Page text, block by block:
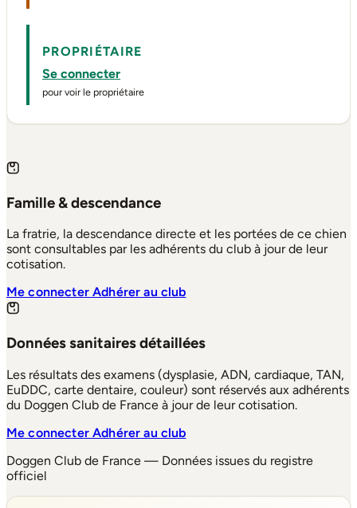
PROPRIÉTAIRE
Se connecter
pour voir le propriétaire
Famille & descendance
La fratrie, la descendance directe et les portées de ce chien
sont consultables par les adhérents du club à jour de leur
cotisation.
Me connecterAdhérer au club
Données sanitaires détaillées
Les résultats des examens (dysplasie, ADN, cardiaque, TAN,
EuDDC, carte dentaire, couleur) sont réservés aux adhérents
du Doggen Club de France à jour de leur cotisation.
Me connecterAdhérer au club
Doggen Club de France — Données issues du registre
officiel